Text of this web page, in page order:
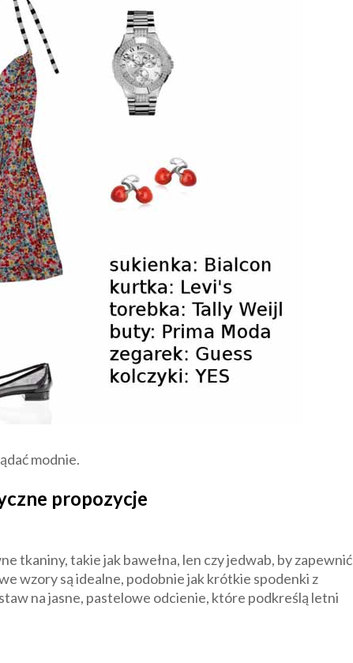
modnie.
propozycje
tkaniny, takie jak bawełna, len czy jedwab, by zapewnić
wzory są idealne, podobnie jak krótkie spodenki z
na jasne, pastelowe odcienie, które podkreślą letni